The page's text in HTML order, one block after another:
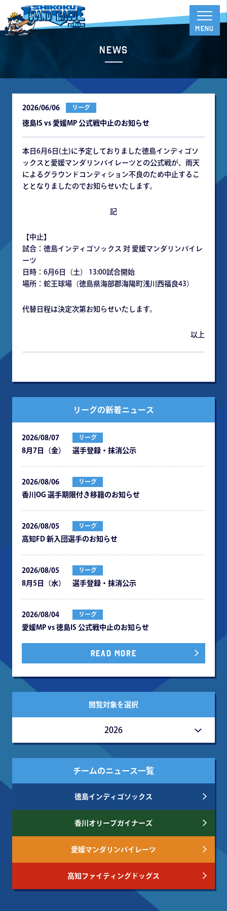
News
2026/06/06 リーグ
徳島IS vs 愛媛MP 公式戦中⽌のお知らせ
本⽇6⽉6⽇(⼟)に予定しておりました徳島インディゴソ
ックスと愛媛マンダリンパイレーツとの公式戦が、⾬天
によるグラウンドコンディション不良のため中⽌するこ
ととなりましたのでお知らせいたします。
記
【中⽌】
試合：徳島インディゴソックス 対 愛媛マンダリンパイレ
ーツ
⽇時：6⽉6⽇（⼟） 13:00試合開始
場所：蛇王球場（徳島県海部郡海陽町浅川⻄福良43）
代替⽇程は決定次第お知らせいたします。
以上
リーグの新着ニュース
2026/08/07 リーグ
8月7日（金） 選手登録・抹消公示
2026/08/06 リーグ
⾹川OG 選⼿期限付き移籍のお知らせ
2026/08/05 リーグ
⾼知FD 新⼊団選⼿のお知らせ
2026/08/05 リーグ
8月5日（水） 選手登録・抹消公示
2026/08/04 リーグ
愛媛MP vs 徳島IS 公式戦中⽌のお知らせ
READ MORE
閲覧対象を選択
2026
チームのニュース一覧
徳島インディゴソックス
香川オリーブガイナーズ
愛媛マンダリンパイレーツ
高知ファイティングドッグス